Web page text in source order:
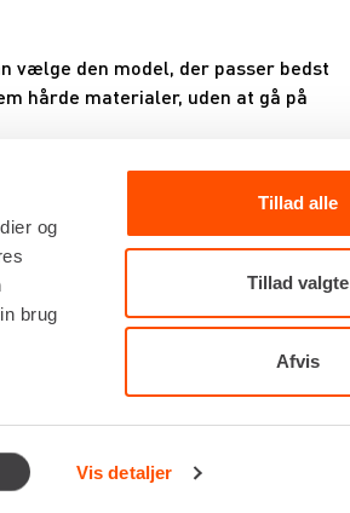
og
brug
Vis detaljer
Tillad alle
Tillad valgte
Afvis
vælge den model, der passer bedst
hårde materialer, uden at gå på
klar til at rådgive dig om den